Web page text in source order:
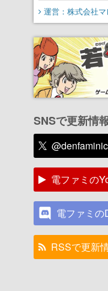
運営：株式会社マ
SNSで更新情
電ファミの
電ファミの
RSSで更新